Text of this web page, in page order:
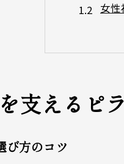
女
ジ
複合
女性の
姿勢
支えるピ
び方のコツ